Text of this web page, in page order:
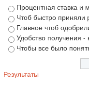
Процентная ставка и
Чтоб быстро приняли
Главное чтоб
Удобство получения -
Чтобы все было
Результаты